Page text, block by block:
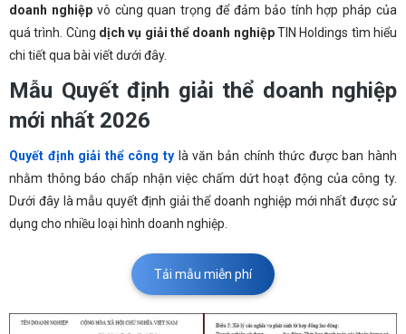
doanh nghiệpvô cùng quan trọng để đảm bảo tính hợp pháp của
quá trình. Cùng dịch vụ giải thể doanh nghiệpTIN Holdings tìm hiểu
chi tiết qua bài viết dưới đây.
Mẫu Quyết định giải thể doanh nghiệp
mới nhất 2026
Quyết định giải thể công ty là văn bản chính thức được ban hành
nhằm thông báo chấp nhận việc chấm dứt hoạt động của công ty.
Dưới đây là mẫu quyết định giải thể doanh nghiệp mới nhất được sử
dụng cho nhiều loại hình doanh nghiệp.
Tải mẫu miễn phí